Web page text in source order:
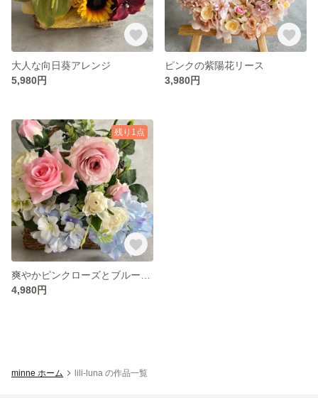
大人な向日葵アレンジ
5,980円
ピンクの紫陽花リース
3,980円
残り1点
4,980円
minne ホーム lili-luna の作品一覧